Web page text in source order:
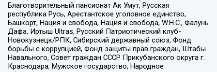
Благотворительный пансионат Ак Умут, Русская
республика Русь, Арестантское уголовное единство,
Башкорт, Нация и свобода, Нация и свобода, W.H.С., Фалунь
Дафа, Иртыш Ultras, Русский Патриотический клуб-
Новокузнецк/РПК, Сибирский державный союз, Фонд
борьбы с коррупцией, Фонд защиты прав граждан, Штабы
Навального, Совет граждан СССР Прикубанского округа г.
Краснодара, Мужское государство, Народное